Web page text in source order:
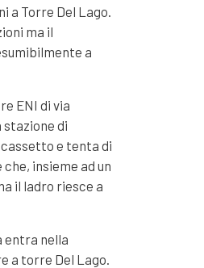
a Torre Del Lago.
ma il
a
ENI di via
stazione di
e tenta di
insieme ad un
il ladro riesce a
entra nella
a torre Del Lago.